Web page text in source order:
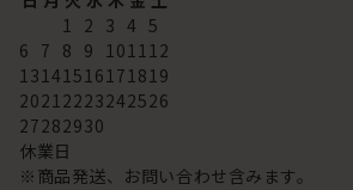
1 2 3 4 5
6 7 8 9 101112
13141516171819
20212223242526
27282930
休業日
※商品発送、お問い合わせ含みます。